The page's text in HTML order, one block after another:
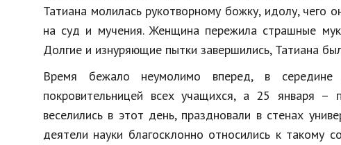
Татиана молилась рукотворному божку, идолу, чего
на суд и мучения. Женщина пережила страшные
Долгие и изнуряющие пытки завершились, Татиана
Время бежало неумолимо вперед, в
покровительницей всех учащихся, а 25 января –
веселились в этот день, праздновали в стенах
деятели науки благосклонно относились к